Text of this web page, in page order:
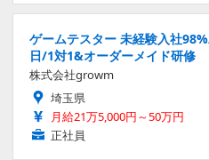
ゲームテスター 未経験入社
日/1対1&オーダーメイド研修
株式会社growm
埼玉県
月給21万5,000円～50万円
正社員